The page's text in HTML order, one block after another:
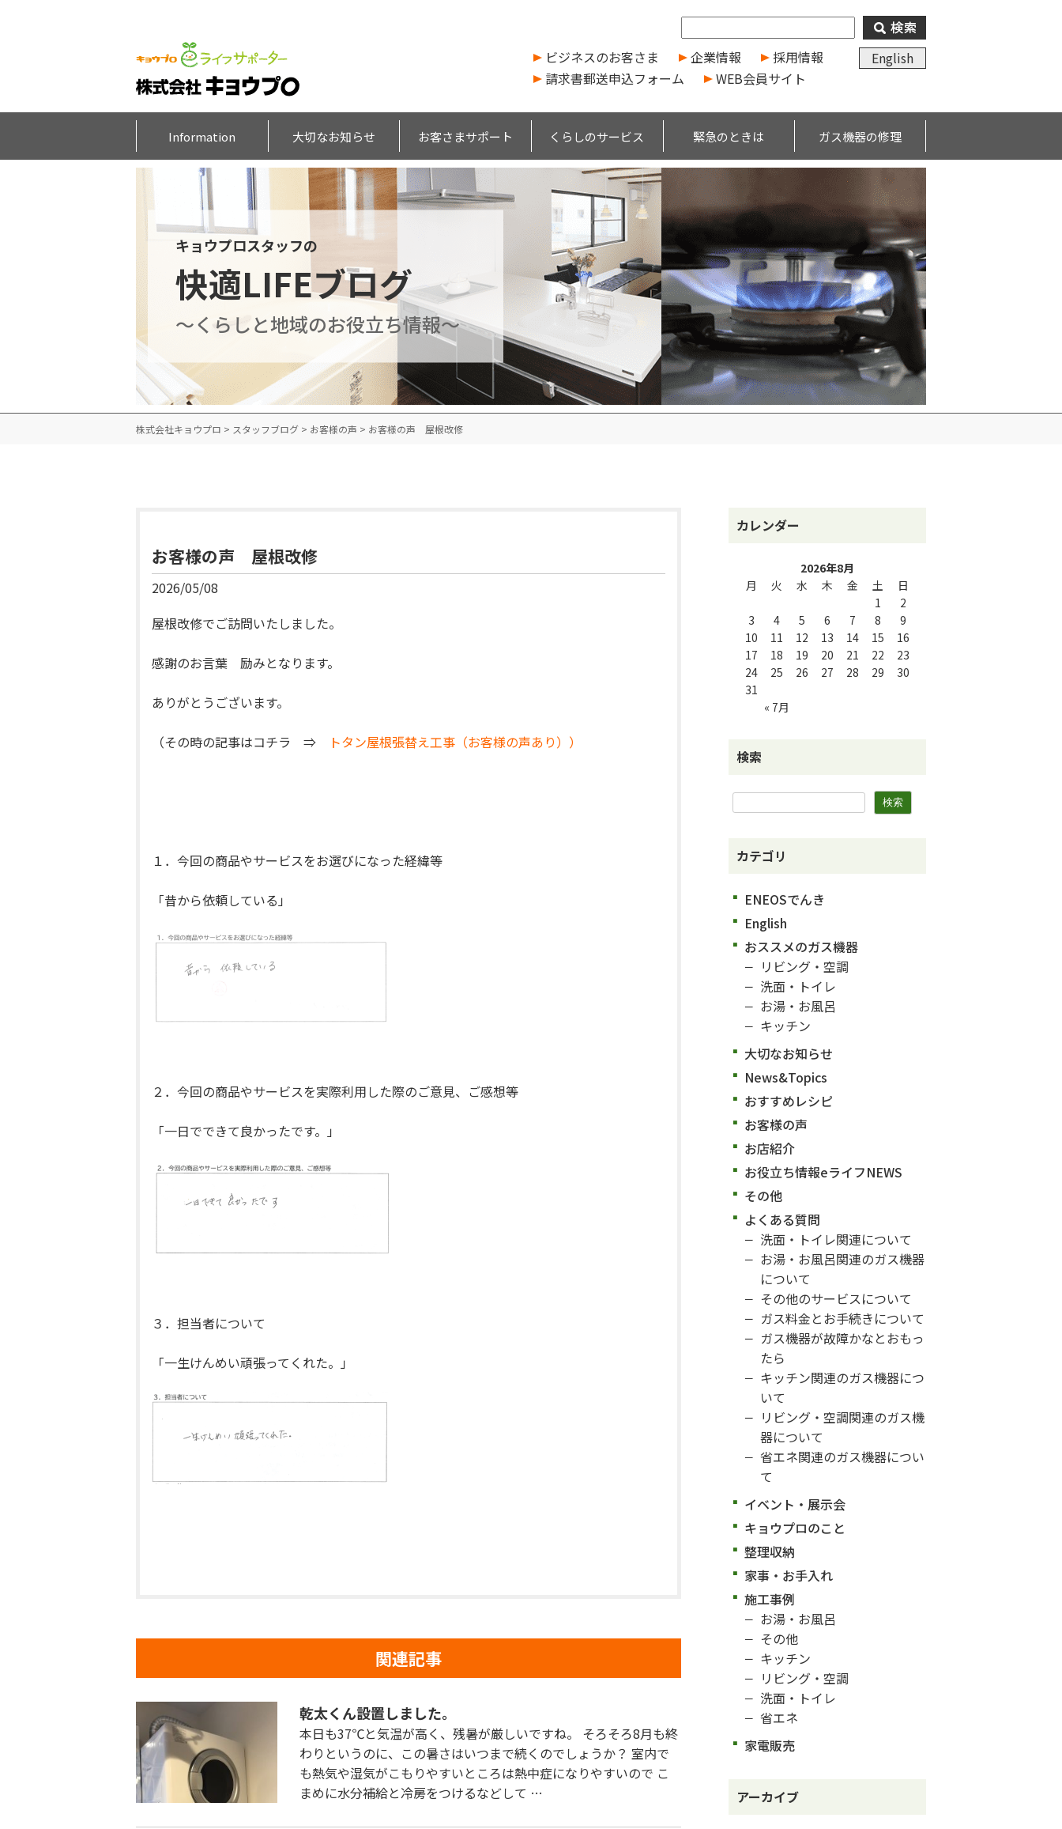
ビジネスのお客さま 企業情報 採用情報
English
請求書郵送申込フォーム
WEB会員サイト
Information 大切なお知らせ お客さまサポート くらしのサービス 緊急のときは ガス機器の修理
キョウプロスタッフの
快適LIFEブログ
～くらしと地域のお役立ち情報～
株式会社キョウプロ > スタッフブログ > お客様の声 > お客様の声 屋根改修
お客様の声 屋根改修
2026/05/08
屋根改修でご訪問いたしました。
感謝のお言葉 励みとなります。
ありがとうございます。
（その時の記事はコチラ ⇒ トタン屋根張替え工事（お客様の声あり））
１．今回の商品やサービスをお選びになった経緯等
「昔から依頼している」
２．今回の商品やサービスを実際利用した際のご意見、ご感想等
「一日でできて良かったです。」
３．担当者について
「一生けんめい頑張ってくれた。」
関連記事
乾太くん設置しました。
本日も37℃と気温が高く、残暑が厳しいですね。 そろそろ8月も終
わりというのに、この暑さはいつまで続くのでしょうか？ 室内で
も熱気や湿気がこもりやすいところは熱中症になりやすいので こ
まめに水分補給と冷房をつけるなどして …
カレンダー
2026年8月
月
火 水 木 金 土 日
« 7月
1
2
3
4 5 6 7 8
9
10
11 12 13 14 15
16
17
18 19 20 21 22
23
24
25 26 27 28 29
30
31
検索
カテゴリ
ENEOSでんき
English
おススメのガス機器
リビング・空調
洗面・トイレ
お湯・お風呂
キッチン
大切なお知らせ
News&Topics
おすすめレシピ
お客様の声
お店紹介
お役立ち情報eライフNEWS
その他
よくある質問
洗面・トイレ関連について
お湯・お風呂関連のガス機器
について
その他のサービスについて
ガス料金とお手続きについて
ガス機器が故障かなとおもっ
たら
キッチン関連のガス機器につ
いて
リビング・空調関連のガス機
器について
省エネ関連のガス機器につい
て
イベント・展示会
キョウプロのこと
整理収納
家事・お手入れ
施工事例
お湯・お風呂
その他
キッチン
リビング・空調
洗面・トイレ
省エネ
家電販売
アーカイブ